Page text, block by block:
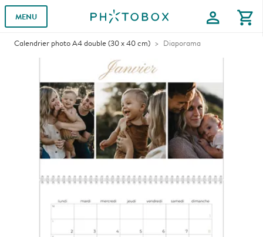
MENU profile shopping_cart
Calendrier photo A4 double (30 x 40 cm) Diaporama